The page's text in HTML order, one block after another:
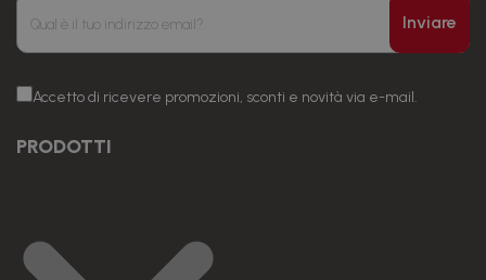
Inviare
Accetto di ricevere promozioni, sconti e novità via e-mail.
PRODOTTI